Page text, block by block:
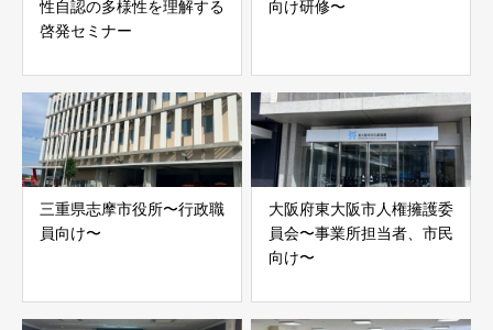
性自認の多様性を理解する
啓発セミナー
向け研修〜
三重県志摩市役所〜行政職
員向け〜
大阪府東大阪市人権擁護委
員会〜事業所担当者、市民
向け〜